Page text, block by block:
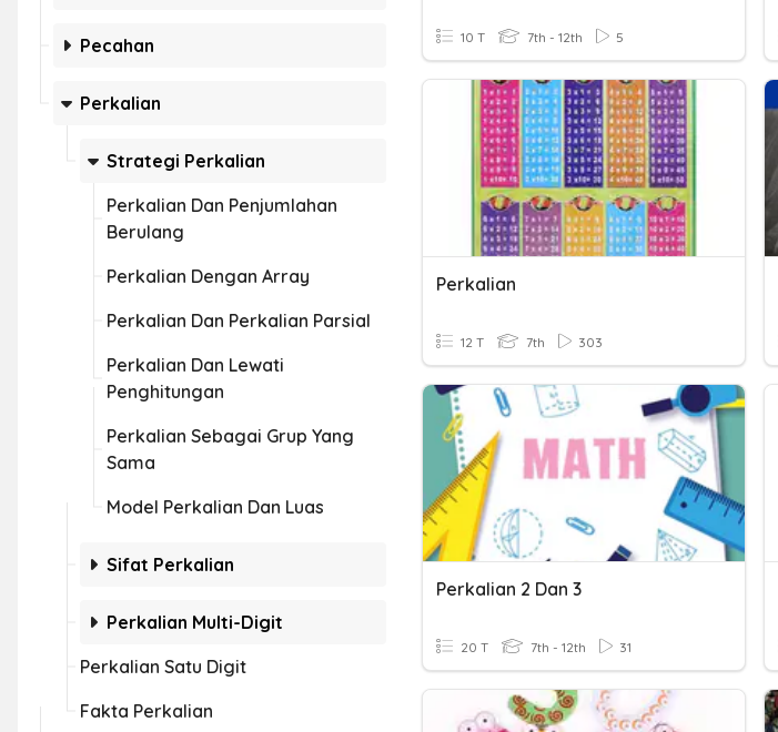
Pecahan
Perkalian
Strategi Perkalian
Perkalian Dan Penjumlahan
Berulang
Perkalian Dengan Array
Perkalian Dan Perkalian Parsial
Perkalian Dan Lewati
Penghitungan
Perkalian Sebagai Grup Yang
Sama
Model Perkalian Dan Luas
Sifat Perkalian
Perkalian Multi-Digit
Perkalian Satu Digit
Fakta Perkalian
10 T 7th - 12th 5
Perkalian
12 T 7th 303
Perkalian 2 Dan 3
20 T 7th - 12th 31